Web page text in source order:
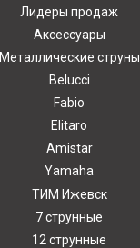
Лидеры продаж
Аксессуары
Металлические струны
Belucci
Fabio
Elitaro
Amistar
Yamaha
ТИМ Ижевск
7 струнные
12 струнные